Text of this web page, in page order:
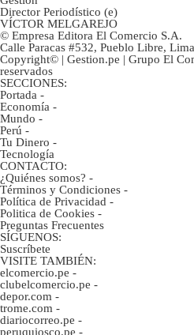
Director Periodístico (e)
VÍCTOR MELGAREJO
© Empresa Editora El Comercio S.A.
Calle Paracas #532, Pueblo Libre,
Copyright© | Gestion.pe | Grupo El
reservados
SECCIONES:
Portada -
Economía -
Mundo -
Perú -
Tu Dinero -
Tecnología
CONTACTO:
¿Quiénes somos? -
Términos y Condiciones -
Política de Privacidad -
Politica de Cookies -
Preguntas Frecuentes
SÍGUENOS:
Suscríbete
VISITE TAMBIÉN:
elcomercio.pe -
clubelcomercio.pe -
depor.com -
trome.com -
diariocorreo.pe -
peruquiosco.pe -